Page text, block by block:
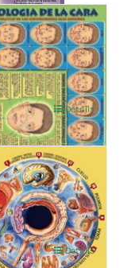
Details
Details